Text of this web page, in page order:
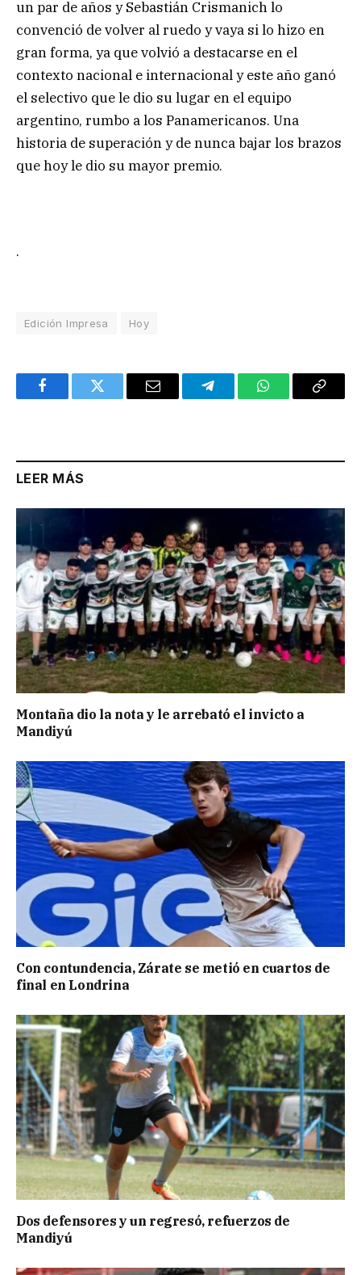
un par de años y Sebastián Crismanich lo
convenció de volver al ruedo y vaya si lo hizo en
gran forma, ya que volvió a destacarse en el
contexto nacional e internacional y este año ganó
el selectivo que le dio su lugar en el equipo
argentino, rumbo a los Panamericanos. Una
historia de superación y de nunca bajar los brazos
que hoy le dio su mayor premio.
.
Edición Impresa Hoy
FacebookTwitter Email TelegramWhatsAppCopy
LEER MÁS
Montaña dio la nota y le arrebató el invicto a
Mandiyú
Con contundencia, Zárate se metió en cuartos de
final en Londrina
Dos defensores y un regresó, refuerzos de
Mandiyú